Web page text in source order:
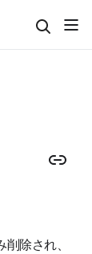
除され、